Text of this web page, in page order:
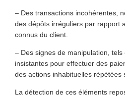
– Des transactions incohérentes,
des dépôts irréguliers par rapport
connus du client.
– Des signes de manipulation,
insistantes pour effectuer des
des actions inhabituelles répétées
La détection de ces éléments